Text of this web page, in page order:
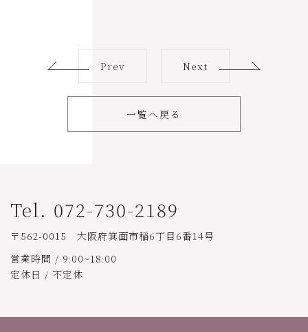
Prev
一覧へ戻る
Next
Tel. 072-730-2189
〒562-0015 大阪府箕面市稲6丁目6番14号
営業時間 / 9:00~18:00
定休日 / 不定休